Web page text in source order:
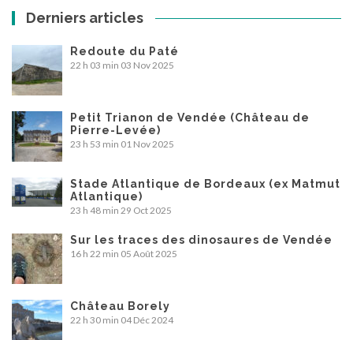
Derniers articles
Redoute du Paté
22 h 03 min 03 Nov 2025
Petit Trianon de Vendée (Château de
Pierre-Levée)
23 h 53 min 01 Nov 2025
Stade Atlantique de Bordeaux (ex Matmut
Atlantique)
23 h 48 min 29 Oct 2025
Sur les traces des dinosaures de Vendée
16 h 22 min 05 Août 2025
Château Borely
22 h 30 min 04 Déc 2024